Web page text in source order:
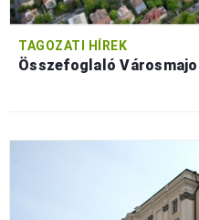
TAGOZATI HÍREK
Összefoglaló